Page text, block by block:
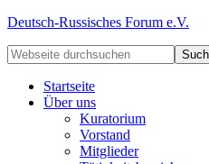
Deutsch-Russisches Forum e.V.
Startseite
Über uns
Kuratorium
Vorstand
Mitglieder